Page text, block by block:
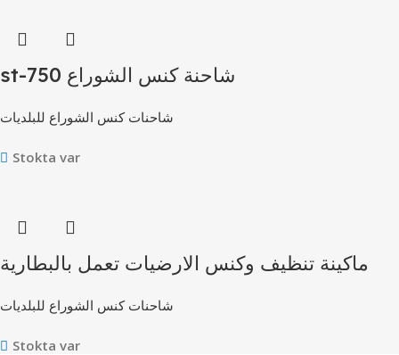
st-750 شاحنة كنس الشوراع
شاحنات كنس الشوراع للبلديات
Stokta var
ماكينة تنظيف وكنس الارضيات تعمل بالبطارية
شاحنات كنس الشوراع للبلديات
Stokta var